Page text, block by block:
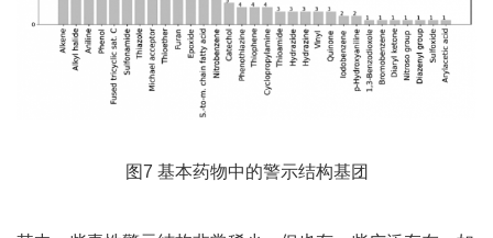
图7 基本药物中的警示结构基团